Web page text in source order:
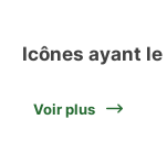
Icônes ayant
Voir plus